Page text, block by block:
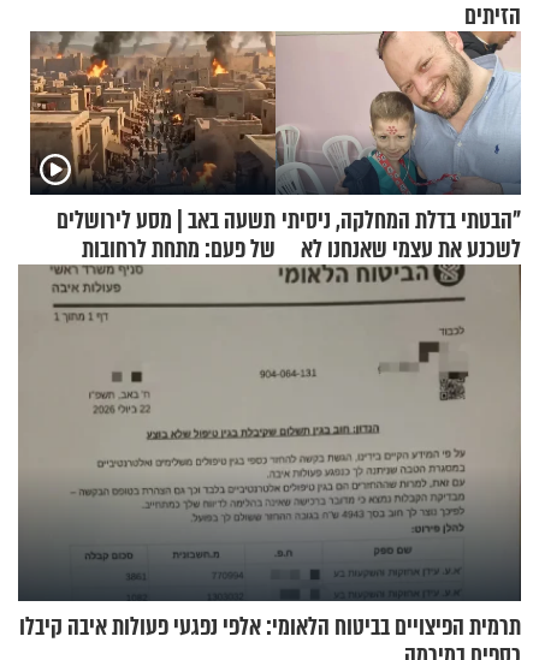
הזיתים
"הבטתי בדלת המחלקה, ניסיתי
לשכנע את עצמי שאנחנו לא
שייכים לשם"
תשעה באב | מסע לירושלים
של פעם: מתחת לרחובות
תרמית הפיצויים בביטוח הלאומי: אלפי נפגעי פעולות איבה קיבלו